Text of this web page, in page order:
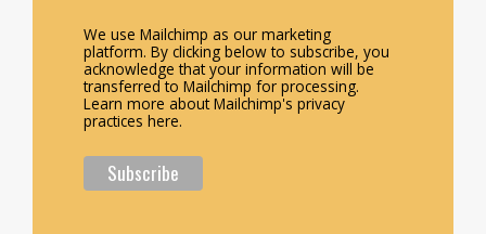
We use Mailchimp as our marketing
platform. By clicking below to subscribe, you
acknowledge that your information will be
transferred to Mailchimp for processing.
Learn more about Mailchimp's privacy
practices here.